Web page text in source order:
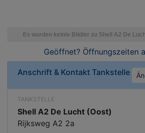
Geöffnet? Öffnungszeiten
Anschrift & Kontakt Tankstelle
TANKSTELLE
Shell A2 De Lucht (Oost)
Rijksweg A2 2a